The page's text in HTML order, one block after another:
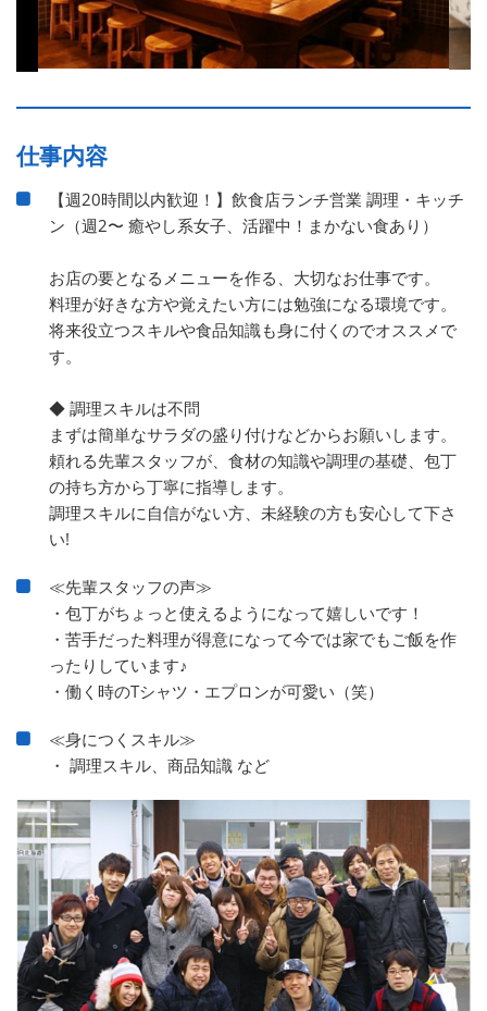
仕事内容
【週20時間以内歓迎！】飲食店ランチ営業 調理・キッチ
ン（週2〜 癒やし系女子、活躍中！まかない食あり）
お店の要となるメニューを作る、大切なお仕事です。
料理が好きな方や覚えたい方には勉強になる環境です。
将来役立つスキルや食品知識も身に付くのでオススメで
す。
◆ 調理スキルは不問
まずは簡単なサラダの盛り付けなどからお願いします。
頼れる先輩スタッフが、食材の知識や調理の基礎、包丁
の持ち方から丁寧に指導します。
調理スキルに自信がない方、未経験の方も安心して下さ
い!
≪先輩スタッフの声≫
・包丁がちょっと使えるようになって嬉しいです！
・苦手だった料理が得意になって今では家でもご飯を作
ったりしています♪
・働く時のTシャツ・エプロンが可愛い（笑）
≪身につくスキル≫
・ 調理スキル、商品知識 など